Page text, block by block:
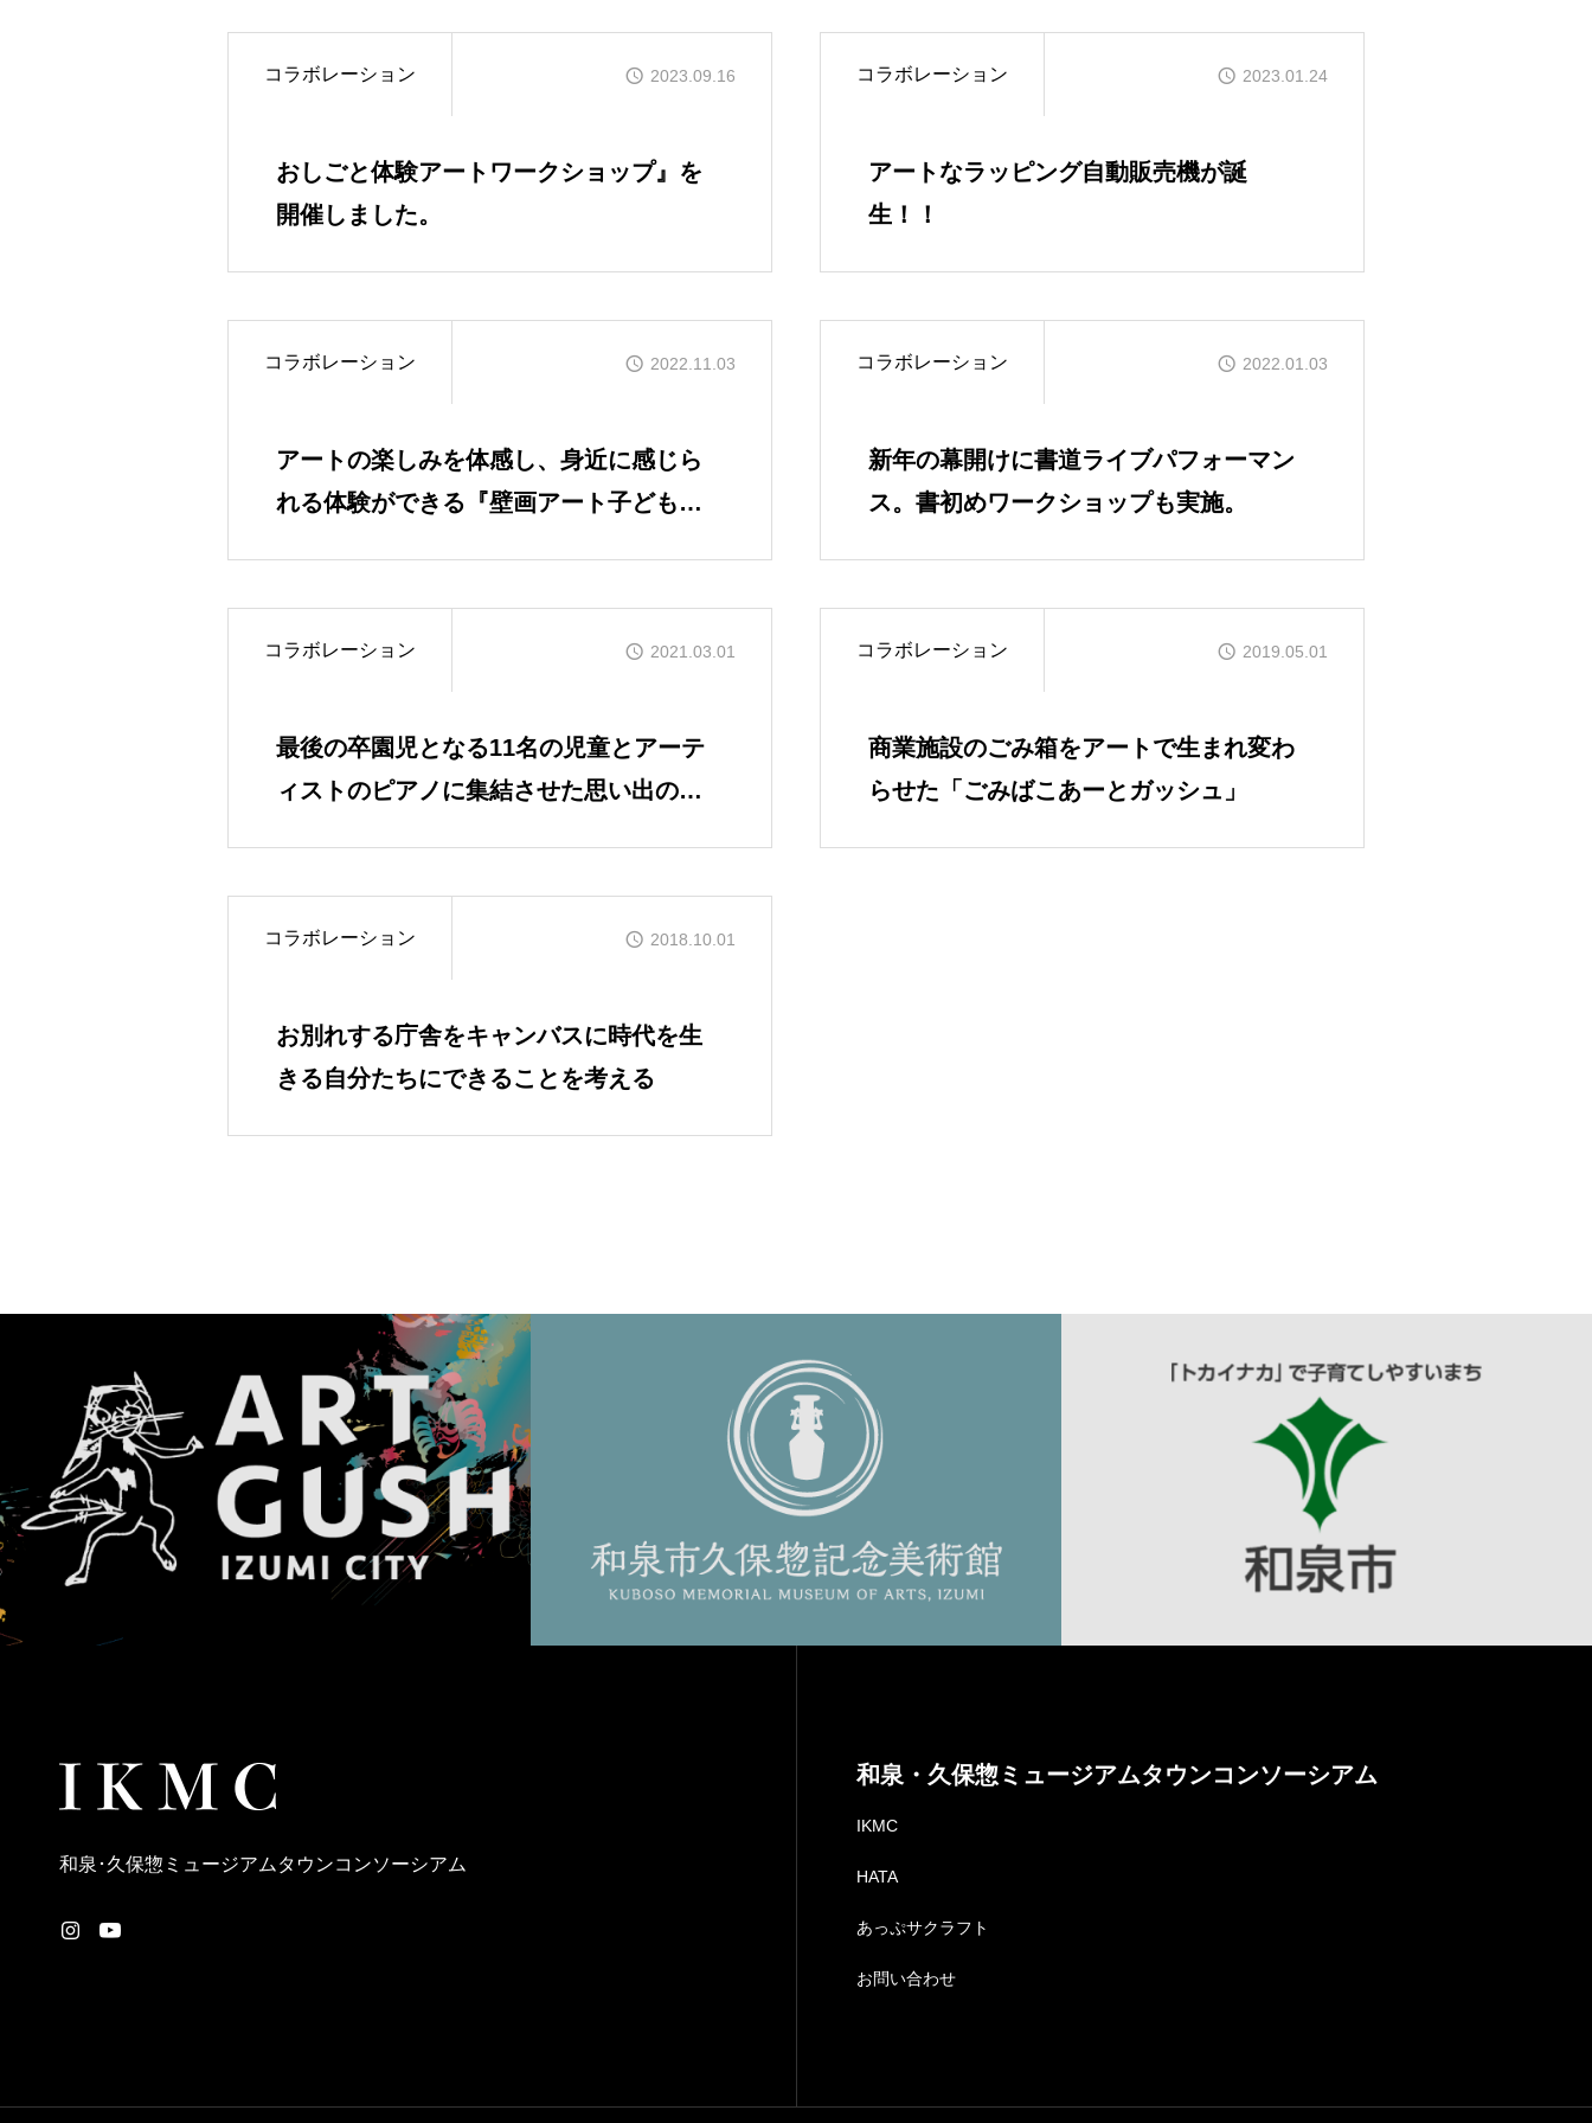
IKMC
HATA
コラボレーション 2023.09.16
おしごと体験アートワークショップ』を
開催しました。
コラボレーション 2023.01.24
アートなラッピング自動販売機が誕
生！！
コラボレーション 2022.11.03
アートの楽しみを体感し、身近に感じら
れる体験ができる『壁画アート子どもワ
コラボレーション 2022.01.03
新年の幕開けに書道ライブパフォーマン
ス。書初めワークショップも実施。
コラボレーション 2021.03.01
最後の卒園児となる11名の児童とアーテ
ィストのピアノに集結させた思い出の小
コラボレーション 2019.05.01
商業施設のごみ箱をアートで生まれ変わ
らせた「ごみばこあーとガッシュ」
コラボレーション 2018.10.01
お別れする庁舎をキャンバスに時代を生
きる自分たちにできることを考える
和泉･久保惣ミュージアムタウンコンソーシアム
和泉・久保惣ミュージアムタウンコンソーシアム
IKMC
HATA
あっぷサクラフト
お問い合わせ